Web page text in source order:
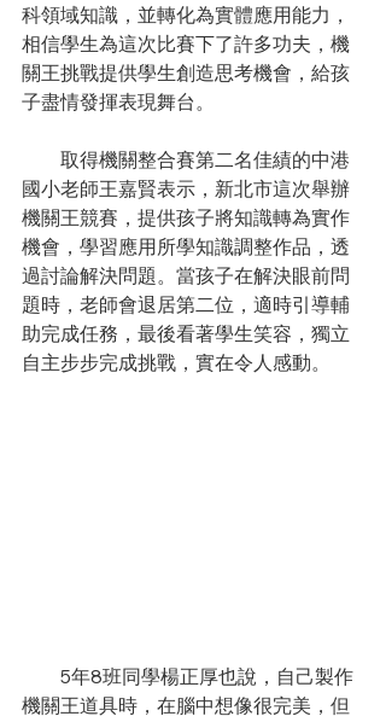
科領域知識，並轉化為實體應用能力，
相信學生為這次比賽下了許多功夫，機
關王挑戰提供學生創造思考機會，給孩
子盡情發揮表現舞台。
取得機關整合賽第二名佳績的中港
國小老師王嘉賢表示，新北市這次舉辦
機關王競賽，提供孩子將知識轉為實作
機會，學習應用所學知識調整作品，透
過討論解決問題。當孩子在解決眼前問
題時，老師會退居第二位，適時引導輔
助完成任務，最後看著學生笑容，獨立
自主步步完成挑戰，實在令人感動。
5年8班同學楊正厚也說，自己製作
機關王道具時，在腦中想像很完美，但